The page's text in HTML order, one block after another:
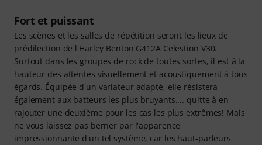
Fort et puissant
Les scènes et les salles de répétition seront les lieux de
prédilection de l'Harley Benton G412A Celestion V30.
Surtout dans les groupes de rock de toutes sortes, il est à la
hauteur des attentes visuellement et acoustiquement à tous
égards. Équipée d'un variateur adapté, elle résistera
également aux batteurs les plus bruyants.... quitte à en
rajouter une deuxième pour les cas les plus extrêmes! Mais
ne vous laissez pas berner par l'apparence
impressionnante d'un tel système, car les haut-parleurs